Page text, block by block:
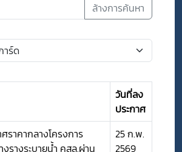
ล้างการค้นหา
วันที่ลง
ประกาศ
ศราคากลางโครงการ
งรางระบายน้ำ คสล.ผ่าน
25 ก.พ.
2569